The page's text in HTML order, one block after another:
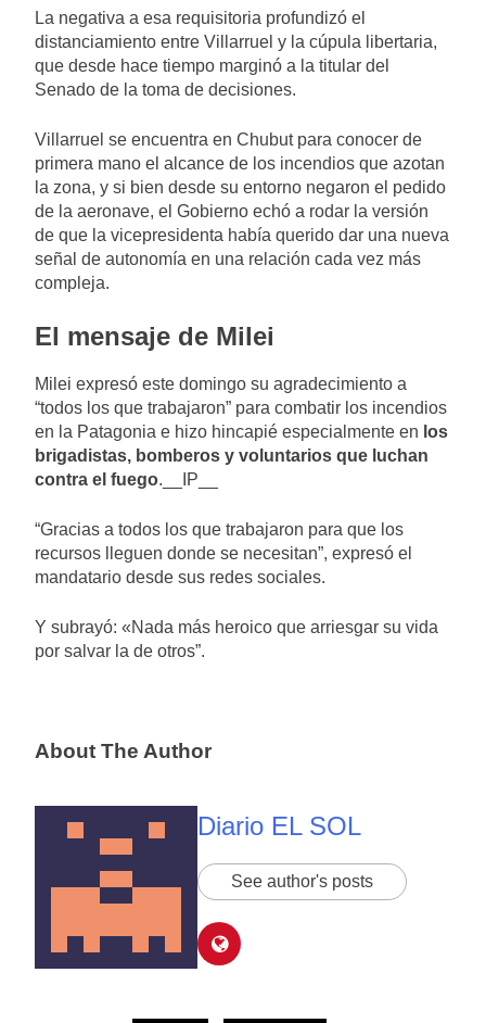
La negativa a esa requisitoria profundizó el
distanciamiento entre Villarruel y la cúpula libertaria,
que desde hace tiempo marginó a la titular del
Senado de la toma de decisiones.
Villarruel se encuentra en Chubut para conocer de
primera mano el alcance de los incendios que azotan
la zona, y si bien desde su entorno negaron el pedido
de la aeronave, el Gobierno echó a rodar la versión
de que la vicepresidenta había querido dar una nueva
señal de autonomía en una relación cada vez más
compleja.
El mensaje de Milei
Milei expresó este domingo su agradecimiento a
“todos los que trabajaron” para combatir los incendios
en la Patagonia e hizo hincapié especialmente en los
brigadistas, bomberos y voluntarios que luchan
contra el fuego.__IP__
“Gracias a todos los que trabajaron para que los
recursos lleguen donde se necesitan”, expresó el
mandatario desde sus redes sociales.
Y subrayó: «Nada más heroico que arriesgar su vida
por salvar la de otros”.
About The Author
Diario EL SOL
See author's posts